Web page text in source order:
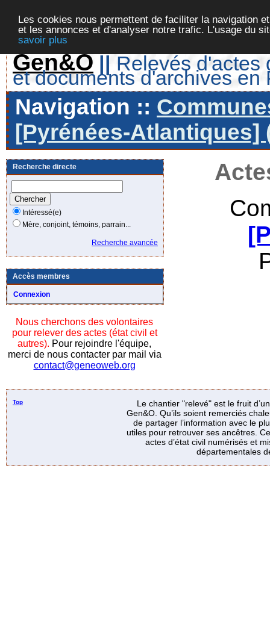
Les cookies nous permettent de faciliter la navigation
et les annonces et d'analyser notre trafic. L'usage du
savoir plus
Gen&O || Relevés d'actes
et documents d'archives en
Navigation ::
[Pyrénées-Atlantiques]
Recherche directe
Intéressé(e)
Mère, conjoint, témoins, parrain...
Recherche avancée
Accès membres
Connexion
Nous cherchons des volontaires
pour relever des actes (état civil et
autres). Pour rejoindre l'équipe,
merci de nous contacter par mail via
contact@geneoweb.org
Top
Le chantier "relevé" est le fruit
Gen&O. Qu’ils soient remerciés
de partager l’information avec le
utiles pour retrouver ses ancêtres.
actes d’état civil numérisés et
départementales